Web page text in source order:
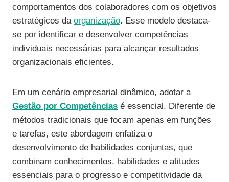
comportamentos dos colaboradores com os objetivos
estratégicos da organização. Esse modelo destaca-
se por identificar e desenvolver competências
individuais necessárias para alcançar resultados
organizacionais eficientes.
Em um cenário empresarial dinâmico, adotar a
Gestão por Competências é essencial. Diferente de
métodos tradicionais que focam apenas em funções
e tarefas, este abordagem enfatiza o
desenvolvimento de habilidades conjuntas, que
combinam conhecimentos, habilidades e atitudes
essenciais para o progresso e competitividade da